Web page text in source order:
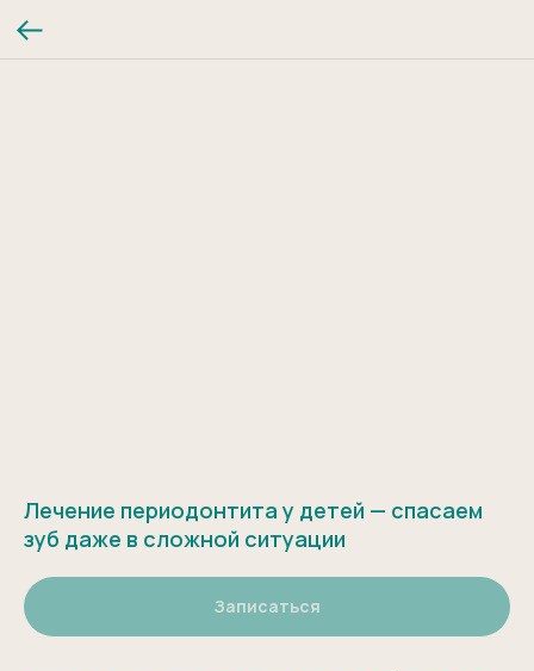
Лечение периодонтита у детей — спасаем
зуб даже в сложной ситуации
Записаться